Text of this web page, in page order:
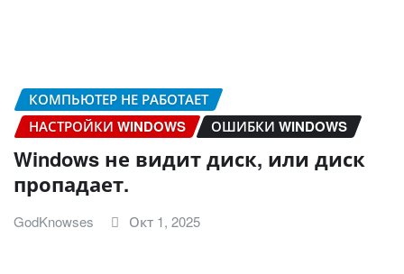
КОМПЬЮТЕР НЕ РАБОТАЕТ
НАСТРОЙКИ WINDOWS
ОШИБКИ WINDOWS
Windows не видит диск, или диск
пропадает.
GodKnowses Окт 1, 2025